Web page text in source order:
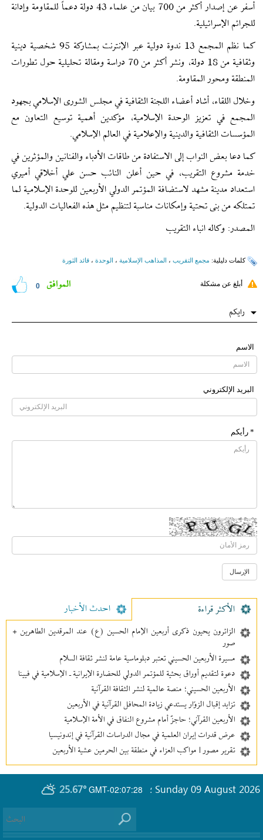
أسفر عن إصدار أكثر من 700 بيان من علماء 43 دولة دعماً للمقاومة وإدانة
للجرائم الإسرائيلية.
كما نظم المجمع 13 ندوة دولية عبر الإنترنت بمشاركة 95 شخصية دينية
وثقافية من 18 دولة، ونشر أكثر من 70 دراسة ومقالة تحليلية حول تطورات
المنطقة ومحور المقاومة.
وخلال اللقاء، أشاد أعضاء اللجنة الثقافية في مجلس الشورى الإسلامي بجهود
المجمع في تعزيز الوحدة الإسلامية، مؤكدين أهمية توسيع التعاون مع
المؤسسات الثقافية والدينية والإعلامية في العالم الإسلامي.
كما دعا بعض النواب إلى الاستفادة من طاقات الأدباء والفنانين والمؤثرين في
خدمة مشروع التقريب، في حين أعلن النائب حسن علي أخلاقي أميري
استعداد مدينة مشهد لاستضافة المؤتمر الدولي الأربعين للوحدة الإسلامية لما
تمتلكه من بنى تحتية وإمكانات مناسبة لتنظيم مثل هذه الفعاليات الدولية.
المصدر: وکاله انباء التقریب
کلمات دلیلیة: مجمع التقریب ، المذاهب الإسلامیة ، الوحدة ، قائد الثورة
أبلغ عن مشكلة 0 الموافق
رایکم
الاسم
البرید الإلکتروني
* رأیکم
الأکثر قراءة احدث الأخبار
الزائرون يحيون ذكرى أربعين الإمام الحسين (ع) عند المرقدين الطاهرين +
صور
مسيرة الأربعين الحسيني تعتبر دبلوماسية عامة لنشر ثقافة السلام
دعوة لتقديم أوراق بحثية للمؤتمر الدولي للحضارة الإيرانية ـ الإسلامية في فيينا
الأربعين الحسيني؛ منصة عالمية لنشر الثقافة القرآنية
تزايد إقبال الزوّار يستدعي زيادة المحافل القرآنية في الأربعين
الأربعين القرآني؛ حاجزٌ أمام مشروع النفاق في الأمة الإسلامية
عرض قدرات إيران العلمية في مجال الدراسات القرآنية في إندونيسيا
تقرير مصور | مواكب العزاء في منطقة بين‌ الحرمین عشية الأربعين
GMT-02:07:28
25.67° Sunday 09 August 2026 ؛